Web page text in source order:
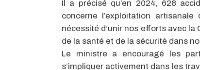
Il a précisé qu’en 2024, 628
concerne l’exploitation
nécessité d’unir nos efforts avec
de la santé et de la sécurité dans
Le ministre a encouragé les
s’impliquer activement dans les